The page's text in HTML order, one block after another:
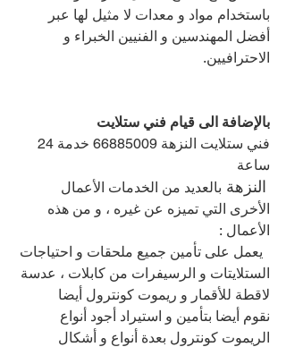
باستخدام مواد و معدات لا مثيل لها عبر
أفضل المهندسين و الفنيين الخبراء و
الاحترافيين.
بالإضافة الى قيام فني ستلايت
ساعة
النزهة بالعديد من الخدمات الأعمال
الأخرى التي تميزه عن غيره ، و من هذه
الأعمال :
يعمل على تأمين جميع ملحقات و احتياجات
الستلايتات و الرسيفرات من كابلات ، عدسة
لاقطة للأقمار و ريموت كونترول أيضا
نقوم أيضا بتأمين و استيراد أجود أنواع
الريموت كونترول بعدة أنواع و أشكال